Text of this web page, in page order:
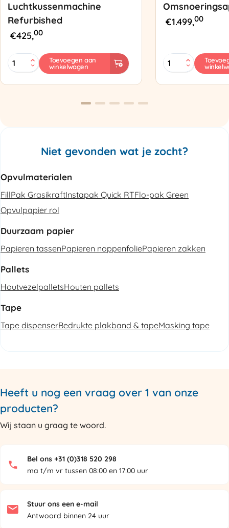
Luchtkussenmachine
Refurbished
€425,00
MINI
PAK'R
Refurbished
Toevoegen aan
winkelwagen
€1.499,00
Zapak
ZP97
aantal
Niet gevonden wat je zocht?
Opvulmaterialen
FillPak GrasikraftInstapak Quick RTFlo-pak Green
Opvulpapier rol
Duurzaam papier
Papieren tassenPapieren noppenfoliePapieren zakken
Pallets
HoutvezelpalletsHouten pallets
Tape
Tape dispenserBedrukte plakband & tapeMasking tape
Heeft u nog een vraag over 1 van onze
producten?
Wij staan u graag te woord.
Bel ons +31 (0)318 520 298
ma t/m vr tussen 08:00 en 17:00 uur
Stuur ons een e-mail
Antwoord binnen 24 uur